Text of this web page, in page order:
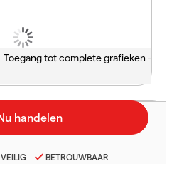
Toegang tot complete grafieken -
VEILIG BETROUWBAAR